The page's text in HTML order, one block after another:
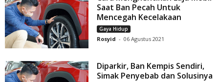
Saat Ban Pecah Untuk
Mencegah Kecelakaan
Gaya Hidup
Rosyid - 06 Agustus 2021
Diparkir, Ban Kempis Sendiri,
Simak Penyebab dan Solusinya